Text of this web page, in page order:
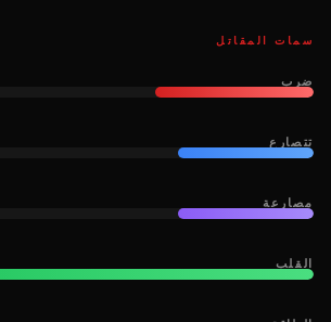
سمات المقاتل
ضرب
تتصارع
مصارعة
القلب